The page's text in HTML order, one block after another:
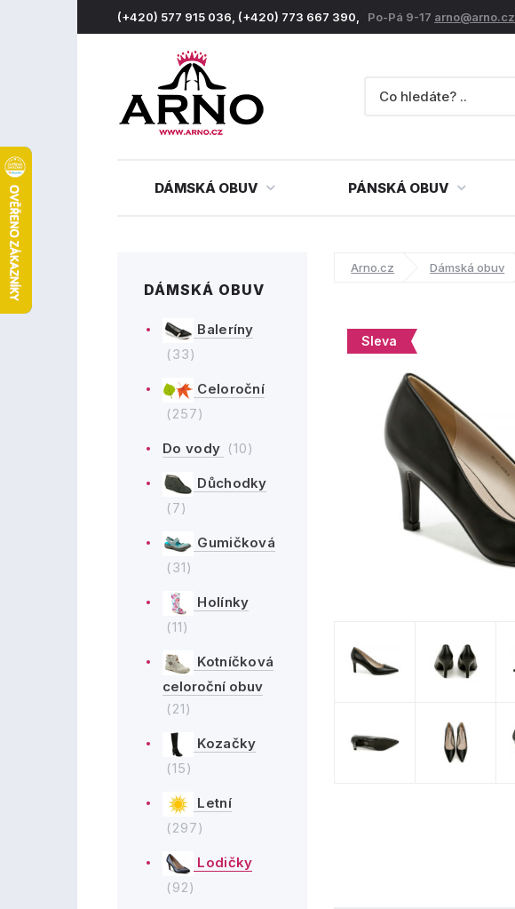
(+420) 577 915 036, (+420) 773 667 390, Po-Pá 9-17 arno@arno.cz
DÁMSKÁ OBUV PÁNSKÁ OBUV
DÁMSKÁ OBUV
Baleríny
(33)
Celoroční
(257)
Do vody (10)
Důchodky
(7)
Gumičková
(31)
Holínky
(11)
Kotníčková
celoroční obuv
(21)
Kozačky
(15)
Letní
(297)
Lodičky
(92)
Arno.cz Dámská obuv
Sleva